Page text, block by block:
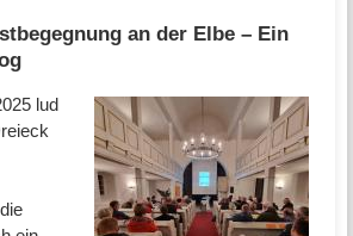
an der Elbe – Ein
lud